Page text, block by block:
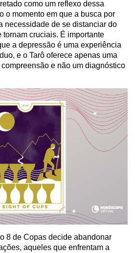
como um reflexo dessa
o momento em que a busca por
necessidade de se distanciar do
tornam cruciais. É importante
a depressão é uma experiência
e o Tarô oferece apenas uma
e não um diagnóstico
8 de Copas decide abandonar
aqueles que enfrentam a